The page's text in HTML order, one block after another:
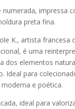
numerada, impressa
preta fina.
K., artista francesa
é uma
dos elementos
Ideal para
e poética.
ideal para